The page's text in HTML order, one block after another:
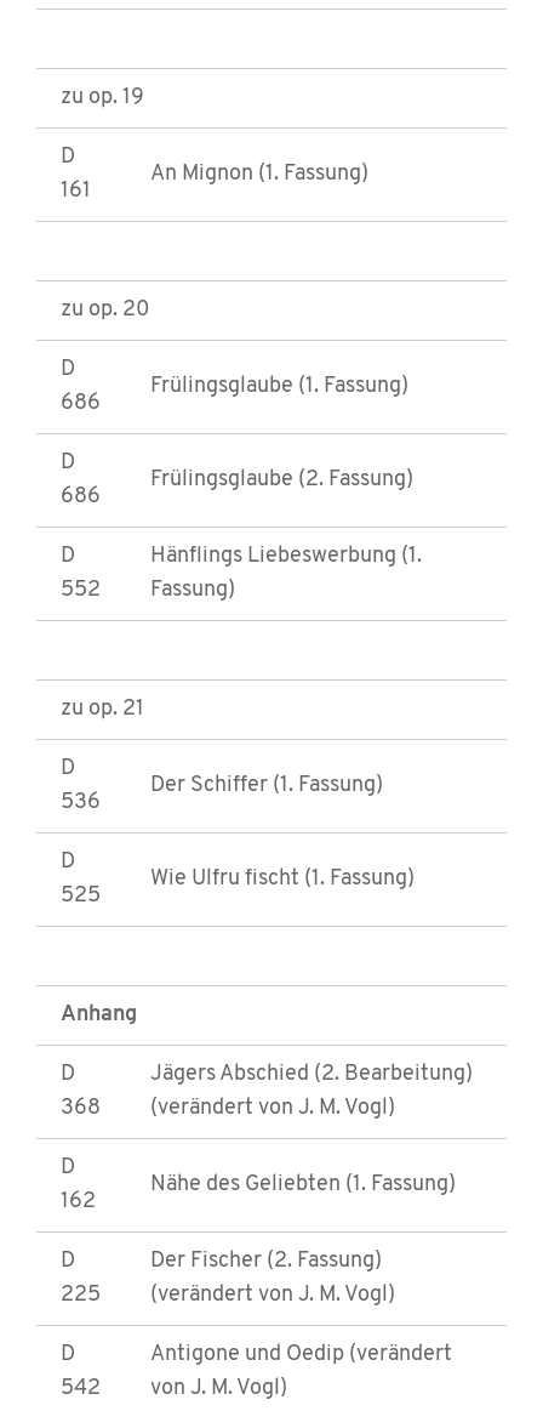
zu op. 19
D
161
An Mignon (1. Fassung)
zu op. 20
D
686
Frülingsglaube (1. Fassung)
D
686
Frülingsglaube (2. Fassung)
D
552
Hänflings Liebeswerbung (1.
Fassung)
zu op. 21
D
536
Der Schiffer (1. Fassung)
D
525
Wie Ulfru fischt (1. Fassung)
Anhang
D
368
Jägers Abschied (2. Bearbeitung)
(verändert von J. M. Vogl)
D
162
Nähe des Geliebten (1. Fassung)
D
225
Der Fischer (2. Fassung)
(verändert von J. M. Vogl)
D
542
Antigone und Oedip (verändert
von J. M. Vogl)